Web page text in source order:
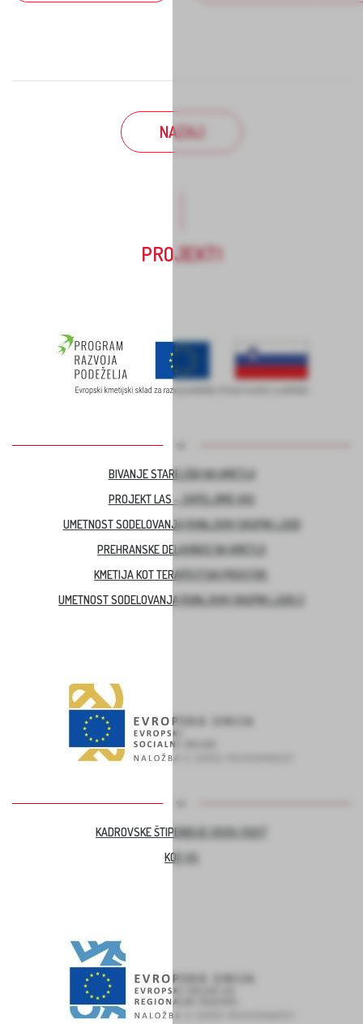
NAZAJ
PROJEKTI
BIVANJE STAREJŠIH NA KMETIJI
PROJEKT LAS – ZAPELJIMO VAS
UMETNOST SODELOVANJA RANLJIVIH SKUPIN LJUDI
PREHRANSKE DELAVNICE NA KMETIJI
KMETIJA KOT TERAPEVTSKI PROSTOR
UMETNOST SODELOVANJA RANLJIVIH SKUPIN LJUDI 2
KADROVSKE ŠTIPENDIJE 2026/2027
KOC AS